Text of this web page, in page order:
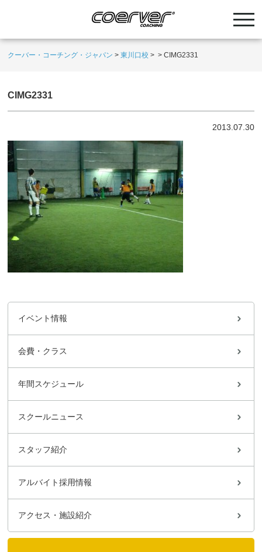
クーバー・コーチング・ジャパン >東川口校 > >CIMG2331
CIMG2331
2013.07.30
イベント情報
会費・クラス
年間スケジュール
スクールニュース
スタッフ紹介
アルバイト採用情報
アクセス・施設紹介